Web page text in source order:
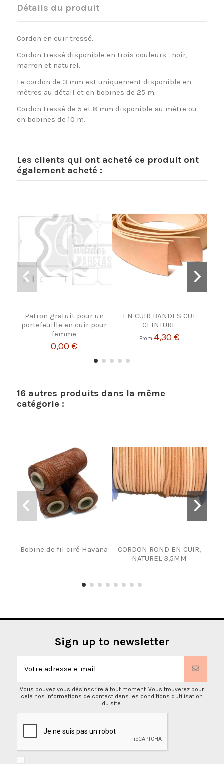
Détails du produit
Cordon en cuir tressé.
Cordon tressé disponible en trois couleurs : noir,
marron et naturel.
Le cordon de 3 mm est uniquement disponible en
mètres au détail et en bobines de 25 m.
Cordon tressé de 5 et 8 mm disponible au mètre ou
en bobines de 10 m.
Les clients qui ont acheté ce produit ont
également acheté :
Patron gratuit pour un
portefeuille en cuir pour
femme
0,00 €
EN CUIR BANDES CUT
CEINTURE
From 4,30 €
16 autres produits dans la même
catégorie :
Bobine de fil ciré Havana
CORDON ROND EN CUIR,
NATUREL 3,5MM
Sign up to newsletter
Vous pouvez vous désinscrire à tout moment. Vous trouverez pour
cela nos informations de contact dans les conditions d'utilisation
du site.